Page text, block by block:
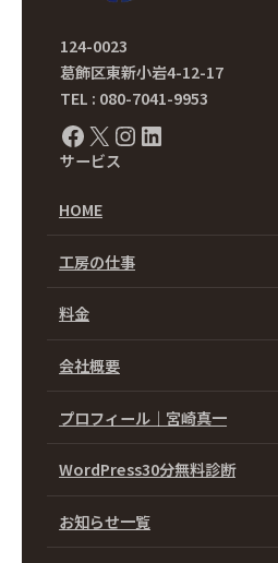
124-0023
葛飾区東新小岩4-12-17
TEL : 080-7041-9953
Facebook X InstagramLinkedIn
サービス
HOME
工房の仕事
料金
会社概要
プロフィール｜宮崎真一
WordPress30分無料診断
お知らせ一覧